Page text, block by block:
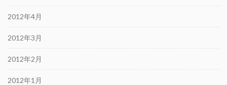
2012年4月
2012年3月
2012年2月
2012年1月